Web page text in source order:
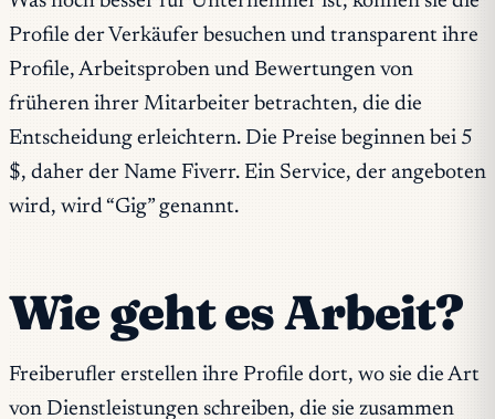
Profile der Verkäufer besuchen und transparent ihre
Profile, Arbeitsproben und Bewertungen von
früheren ihrer Mitarbeiter betrachten, die die
Entscheidung erleichtern. Die Preise beginnen bei 5
$, daher der Name Fiverr. Ein Service, der angeboten
wird, wird “Gig” genannt.
Wie geht es Arbeit?
Freiberufler erstellen ihre Profile dort, wo sie die Art
von Dienstleistungen schreiben, die sie zusammen